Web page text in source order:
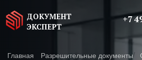
ДОКУМЕНТ
ЭКСПЕРТ
+7
Главная Разрешительные документы